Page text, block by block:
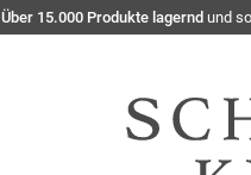
Über 15.000 Produkte lagernd und